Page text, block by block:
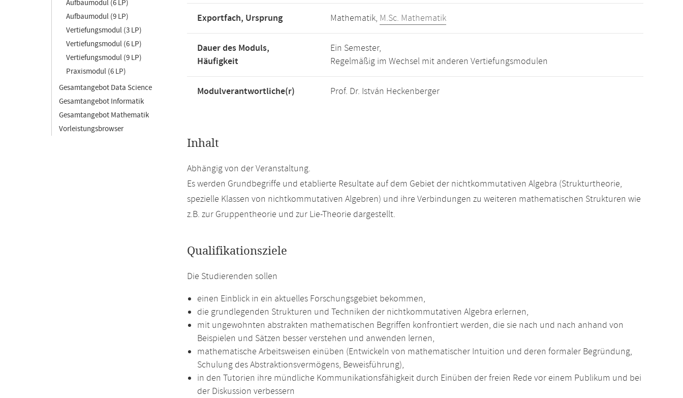
Aufbaumodul (6 LP)
Aufbaumodul (9 LP)
Vertiefungsmodul (3 LP)
Vertiefungsmodul (6 LP)
Vertiefungsmodul (9 LP)
Praxismodul (6 LP)
Gesamtangebot Data Science
Gesamtangebot Informatik
Gesamtangebot Mathematik
Vorleistungsbrowser
Exportfach, Ursprung Mathematik, M.Sc. Mathematik
Dauer des Moduls,
Häufigkeit
Ein Semester,
Regelmäßig im Wechsel mit anderen Vertiefungsmodulen
Modulverantwortliche(r) Prof. Dr. István Heckenberger
Inhalt
Abhängig von der Veranstaltung.
Es werden Grundbegriffe und etablierte Resultate auf dem Gebiet der nichtkommutativen Algebra (Strukturtheorie,
spezielle Klassen von nichtkommutativen Algebren) und ihre Verbindungen zu weiteren mathematischen Strukturen wie
z.B. zur Gruppentheorie und zur Lie-Theorie dargestellt.
Qualifikationsziele
Die Studierenden sollen
einen Einblick in ein aktuelles Forschungsgebiet bekommen,
die grundlegenden Strukturen und Techniken der nichtkommutativen Algebra erlernen,
mit ungewohnten abstrakten mathematischen Begriffen konfrontiert werden, die sie nach und nach anhand von
Beispielen und Sätzen besser verstehen und anwenden lernen,
mathematische Arbeitsweisen einüben (Entwickeln von mathematischer Intuition und deren formaler Begründung,
Schulung des Abstraktionsvermögens, Beweisführung),
in den Tutorien ihre mündliche Kommunikationsfähigkeit durch Einüben der freien Rede vor einem Publikum und bei
der Diskussion verbessern